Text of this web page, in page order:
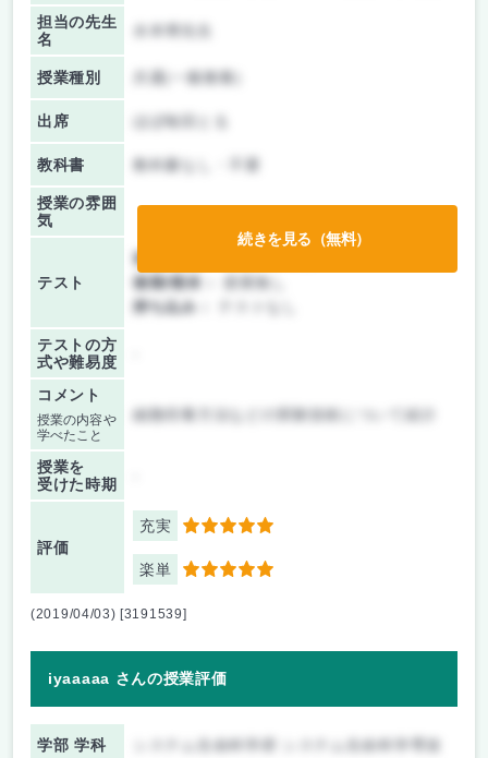
担当の先生
名
授業種別 共通(一般教養)
出席 ほぼ毎回とる
教科書 教科書なし・不要
授業の雰囲
気
テスト
前期/中間：
後期/期末：
授業無し
持ち込み：
テストの方
式や難易度
コメント
授業の内容や
学べたこと
細胞培養方法などの実験技術について紹介
授業を
受けた時期
評価
充実 5
楽単 5
続きを見る（無料）
(2019/04/03) [3191539]
iyaaaaa さんの授業評価
学部 学科 システム生命科学府 システム生命科学専攻